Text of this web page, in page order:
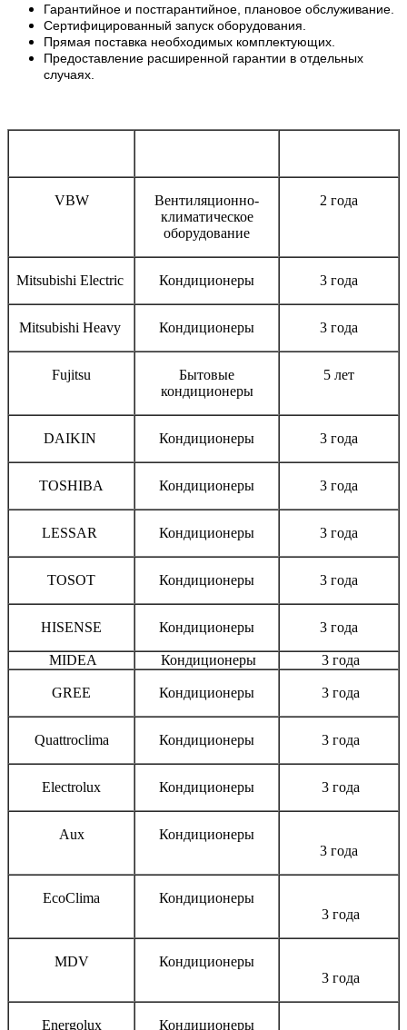
Гарантийное и постгарантийное, плановое обслуживание.
Сертифицированный запуск оборудования.
Прямая поставка необходимых комплектующих.
Предоставление расширенной гарантии в отдельных
случаях.
VBW
Вентиляционно-
климатическое
оборудование
2 года
Mitsubishi Electric Кондиционеры 3 года
Mitsubishi Heavy Кондиционеры 3 года
Fujitsu
Бытовые
кондиционеры
5 лет
DAIKIN Кондиционеры 3 года
TOSHIBA Кондиционеры 3 года
LESSAR Кондиционеры 3 года
TOSOT Кондиционеры 3 года
HISENSE Кондиционеры 3 года
MIDEA Кондиционеры 3 года
GREE Кондиционеры 3 года
Quattroclima Кондиционеры 3 года
Electrolux Кондиционеры 3 года
Aux
Кондиционеры
3 года
EcoClima
Кондиционеры
3 года
MDV
Кондиционеры
3 года
Energolux
Кондиционеры